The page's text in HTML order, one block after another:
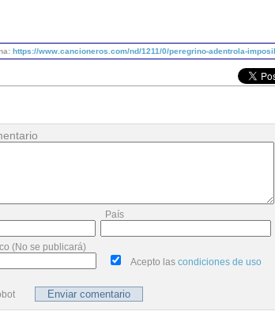
https://www.cancioneros.com/nd/1211/0/peregrino-adentrola-
País
(No se publicará)
Acepto las condiciones de uso